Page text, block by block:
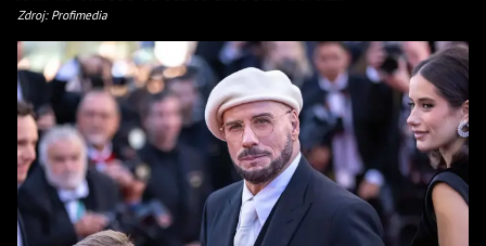
Zdroj: Profimedia